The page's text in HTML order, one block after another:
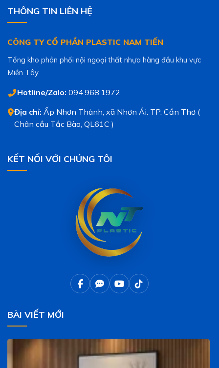
THÔNG TIN LIÊN HỆ
CÔNG TY CỔ PHẦN PLASTIC NAM TIẾN
Tổng kho phân phối nội ngoại thất nhựa hàng đầu khu vực
Miền Tây.
Hotline/Zalo: 094.968.1972
Địa chỉ: Ấp Nhơn Thành, xã Nhơn Ái. TP. Cần Thơ (
Chân cầu Tắc Bào, QL61C )
KẾT NỐI VỚI CHÚNG TÔI
BÀI VIẾT MỚI